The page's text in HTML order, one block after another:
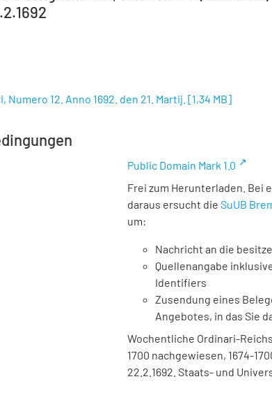
Numero 12. Anno 1692. den 21. Martij. [1,34 MB]
Public Domain Mark 1.0
Frei zum Herunterladen. Bei
daraus ersucht die SuUB
um:
Nachricht an die
Quellenangabe
Identifiers
Zusendung eines
Angebotes, in das Sie
Wochentliche Ordinari-
1700 nachgewiesen, 1674-
22.2.1692. Staats- und